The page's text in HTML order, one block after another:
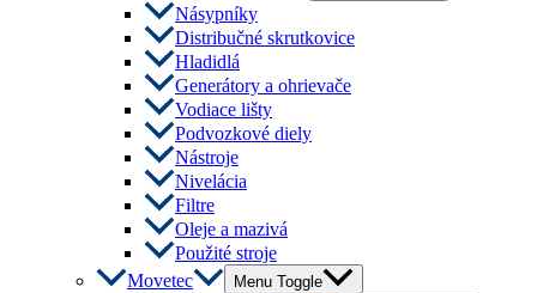
Násypníky
Distribučné skrutkovice
Hladidlá
Generátory a ohrievače
Vodiace lišty
Podvozkové diely
Nástroje
Nivelácia
Filtre
Oleje a mazivá
Použité stroje
Movetec
Menu Toggle